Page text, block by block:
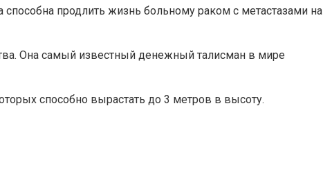
способна продлить жизнь больному раком с метастазами на
Она самый известный денежный талисман в мире
способно вырастать до 3 метров в высоту.